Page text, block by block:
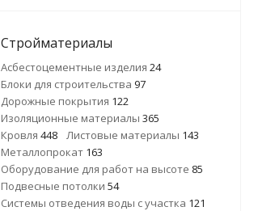
Стройматериалы
Асбестоцементные изделия 24
Блоки для строительства 97
Дорожные покрытия 122
Изоляционные материалы 365
Кровля 448 Листовые материалы 143
Металлопрокат 163
Оборудование для работ на высоте 85
Подвесные потолки 54
Системы отведения воды с участка 121